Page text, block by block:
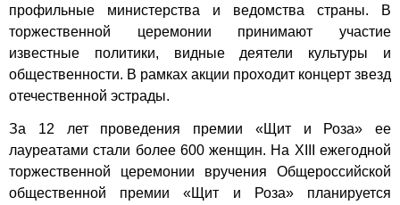
профильные министерства и ведомства страны. В
торжественной церемонии принимают участие
известные политики, видные деятели культуры и
общественности. В рамках акции проходит концерт звезд
отечественной эстрады.
За 12 лет проведения премии «Щит и Роза» ее
лауреатами стали более 600 женщин. На XIII ежегодной
торжественной церемонии вручения Общероссийской
общественной премии «Щит и Роза» планируется